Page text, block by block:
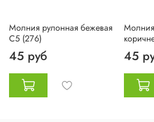
Молния рулонная бежевая
C5 (276)
45 руб 45